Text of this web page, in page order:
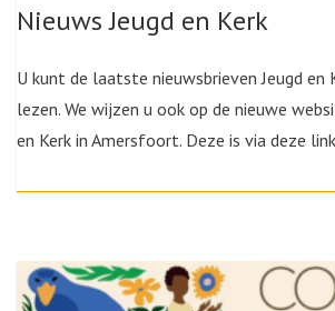
Nieuws Jeugd en Kerk
U kunt de laatste nieuwsbrieven Jeugd en
lezen. We wijzen u ook op de nieuwe
en Kerk in Amersfoort. Deze is via deze